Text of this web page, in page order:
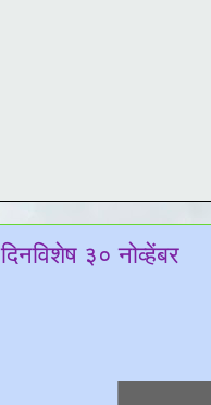
दिनविशेष ३० नोव्हेंबर